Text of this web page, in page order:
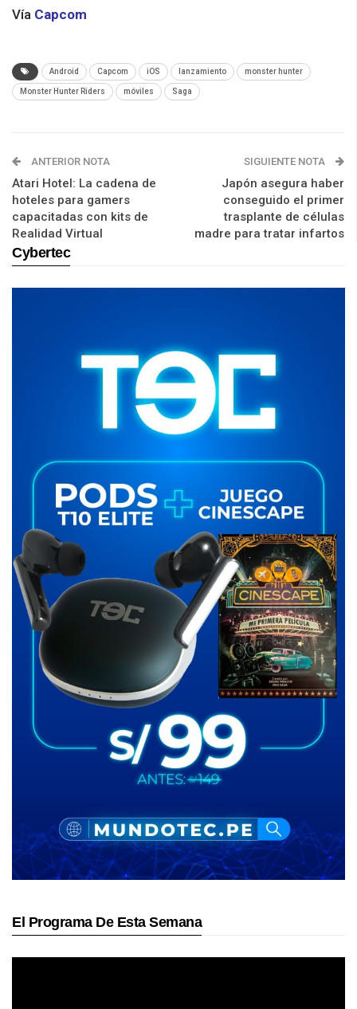
Vía Capcom
Android Capcom iOS lanzamiento monster hunter
Monster Hunter Riders móviles Saga
ANTERIOR NOTA
Atari Hotel: La cadena de
hoteles para gamers
capacitadas con kits de
Realidad Virtual
SIGUIENTE NOTA
Japón asegura haber
conseguido el primer
trasplante de células
madre para tratar infartos
Cybertec
El Programa De Esta Semana